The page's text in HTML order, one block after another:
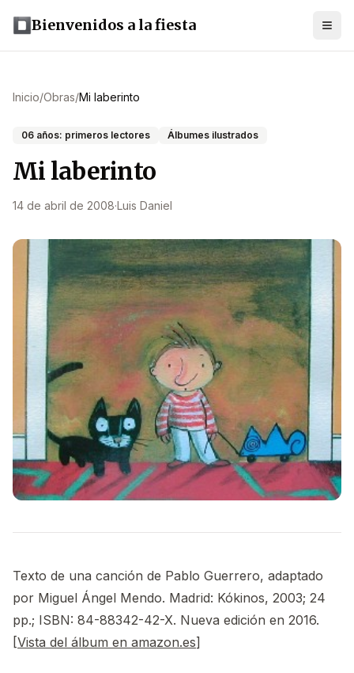
Bienvenidos a la fiesta
Inicio/Obras/Mi laberinto
06 años: primeros lectores Álbumes ilustrados
Mi laberinto
14 de abril de 2008·Luis Daniel
Texto de una canción de Pablo Guerrero, adaptado
por Miguel Ángel Mendo. Madrid: Kókinos, 2003; 24
pp.; ISBN: 84-88342-42-X. Nueva edición en 2016.
[Vista del álbum en amazon.es]